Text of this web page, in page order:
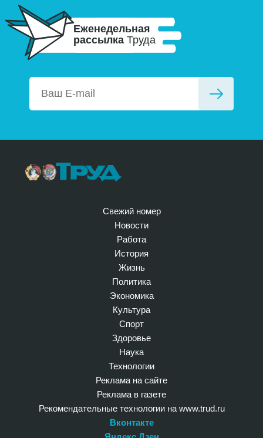
Еженедельная
рассылка Труда
Свежий номер
Новости
Работа
История
Жизнь
Политика
Экономика
Культура
Спорт
Здоровье
Наука
Технологии
Реклама на сайте
Реклама в газете
Рекомендательные технологии на www.trud.ru
Вконтакте